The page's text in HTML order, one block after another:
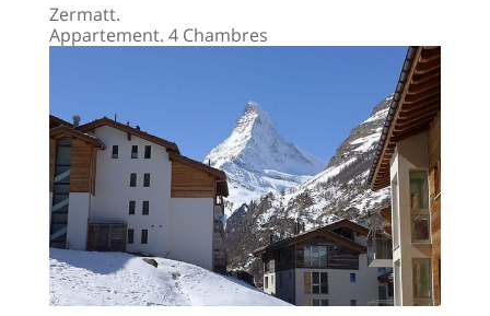
Zermatt.
Appartement. 4 Chambres